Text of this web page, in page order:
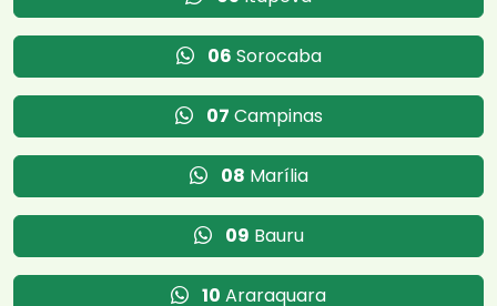
06 Sorocaba
07 Campinas
08 Marília
09 Bauru
10 Araraquara